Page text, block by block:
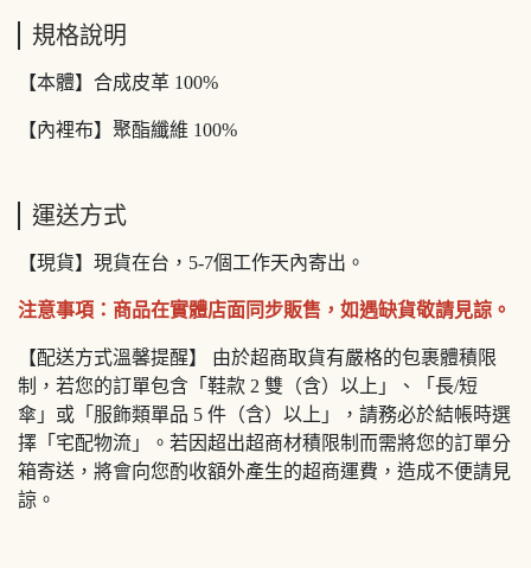
規格說明
【本體】合成皮革 100%
【內裡布】聚酯纖維 100%
運送方式
【現貨】現貨在台，5-7個工作天內寄出。
注意事項：商品在實體店面同步販售，如遇缺貨敬請見諒。
【配送方式溫馨提醒】 由於超商取貨有嚴格的包裹體積限
制，若您的訂單包含「鞋款 2 雙（含）以上」、「長/短
傘」或「服飾類單品 5 件（含）以上」，請務必於結帳時選
擇「宅配物流」。若因超出超商材積限制而需將您的訂單分
箱寄送，將會向您酌收額外產生的超商運費，造成不便請見
諒。